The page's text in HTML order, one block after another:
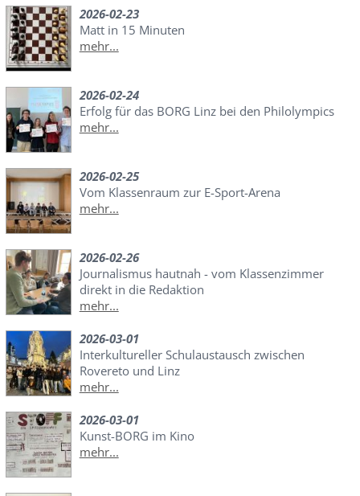
2026-02-23
Matt in 15 Minuten
mehr...
2026-02-24
Erfolg für das BORG Linz bei den Philolympics
mehr...
2026-02-25
Vom Klassenraum zur E-Sport-Arena
mehr...
2026-02-26
Journalismus hautnah - vom Klassenzimmer
direkt in die Redaktion
mehr...
2026-03-01
Interkultureller Schulaustausch zwischen
Rovereto und Linz
mehr...
2026-03-01
Kunst-BORG im Kino
mehr...